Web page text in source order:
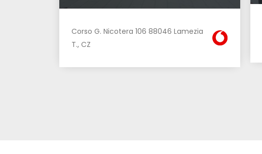
Corso G. Nicotera 106 88046 Lamezia
T., CZ